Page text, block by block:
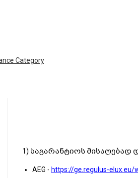
Category
1) საგარანტიოს მისაღებად
AEG - https://ge.regulus-elux.eu/